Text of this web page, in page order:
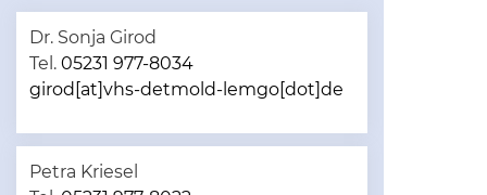
Dr. Sonja Girod
Tel. 05231 977-8034
girod[at]vhs-detmold-lemgo[dot]de
Petra Kriesel